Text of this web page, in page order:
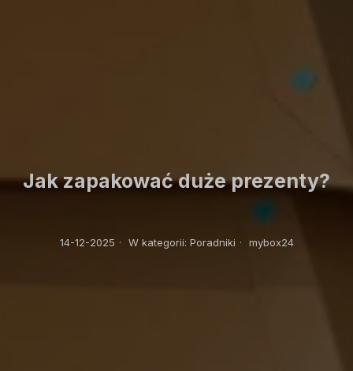
Jak zapakować duże prezenty?
14-12-2025 · W kategorii: Poradniki · mybox24